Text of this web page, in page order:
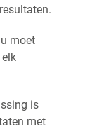
FRANÇAIS
moet
is
met